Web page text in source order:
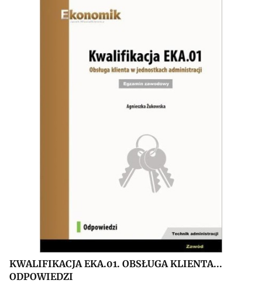
KWALIFIKACJA EKA.01. OBSŁUGA KLIENTA...
ODPOWIEDZI